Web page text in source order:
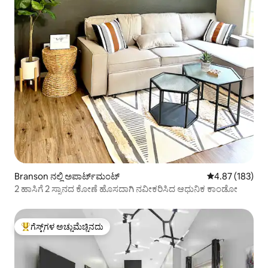
Branson ನಲ್ಲಿ ಅಪಾರ್ಟ್‌ಮಂಟ್ 5 ರಲ್ಲಿ 4.87
4.87 (183)
2 ಹಾಸಿಗೆ 2 ಸ್ನಾನದ ಕೋಣೆ ಹೊಸದಾಗಿ ನವೀಕರಿಸಿದ ಆಧುನಿಕ ಕಾಂಡೋ
ಗೆಸ್ಟ್‌ಗಳಿಗೆ ಅತಿ ಹೆಚ್ಚು ಅಚ್ಚುಮೆಚ್ಚಿನದು
ಗೆಸ್ಟ್‌ಗಳ ಅಚ್ಚುಮೆಚ್ಚಿನದು